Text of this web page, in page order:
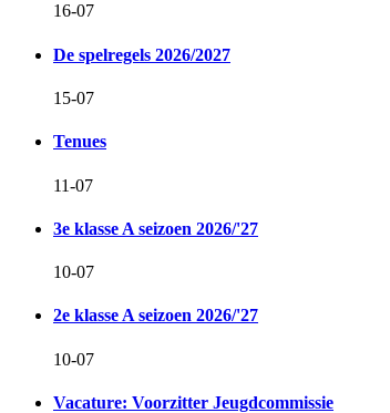
16-07
De spelregels 2026/2027
15-07
Tenues
11-07
3e klasse A seizoen 2026/'27
10-07
2e klasse A seizoen 2026/'27
10-07
Vacature: Voorzitter Jeugdcommissie